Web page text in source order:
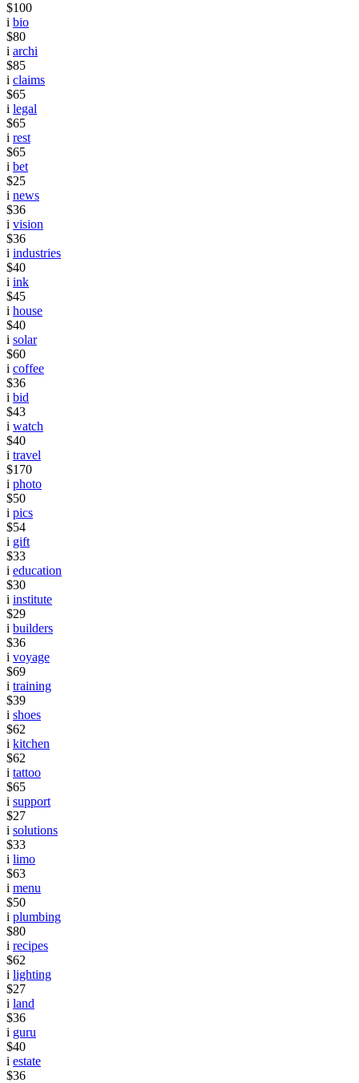
$100
i bio
$80
i archi
$85
i claims
$65
i legal
$65
i rest
$65
i bet
$25
i news
$36
i vision
$36
i industries
$40
i ink
$45
i house
$40
i solar
$60
i coffee
$36
i bid
$43
i watch
$40
i travel
$170
i photo
$50
i pics
$54
i gift
$33
i education
$30
i institute
$29
i builders
$36
i voyage
$69
i training
$39
i shoes
$62
i kitchen
$62
i tattoo
$65
i support
$27
i solutions
$33
i limo
$63
i menu
$50
i plumbing
$80
i recipes
$62
i lighting
$27
i land
$36
i guru
$40
i estate
$36